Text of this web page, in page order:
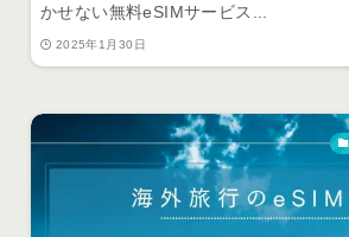
かせない無料eSIMサービス...
2025年1月30日